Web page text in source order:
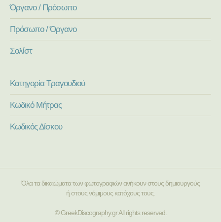
Όργανο / Πρόσωπο
Πρόσωπο / Όργανο
Σολίστ
Κατηγορία Τραγουδιού
Κωδικό Μήτρας
Κωδικός Δίσκου
Όλα τα δικαιώματα των φωτογραφιών ανήκουν στους δημιουργούς
ή στους νόμιμους κατόχους τους.
© GreekDiscography.gr All rights reserved.